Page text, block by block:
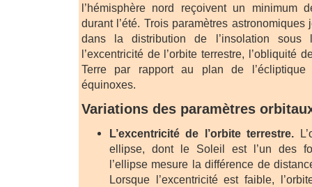
l’hémisphère nord reçoivent un minimum
durant l’été. Trois paramètres
dans la distribution de l’insolation sous
l’excentricité de l’orbite terrestre, l’obliquité
Terre par rapport au plan de
équinoxes.
Variations des paramètres
L’excentricité de l’orbite terrestre.
ellipse, dont le Soleil est l’un des
l’ellipse mesure la différence de
Lorsque l’excentricité est faible,